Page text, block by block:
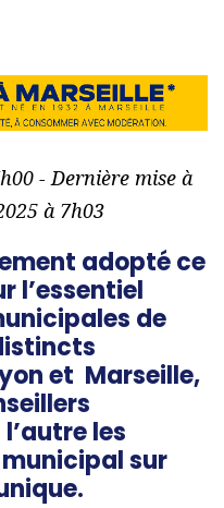
- Dernière mise à
à 7h03
adopté ce
l’essentiel
de
et Marseille,
les
sur